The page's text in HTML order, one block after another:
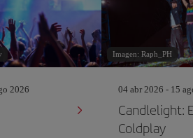
2026
Imagen: Raph_PH
04 abr 2026 - 15
Candlelight:
Coldplay